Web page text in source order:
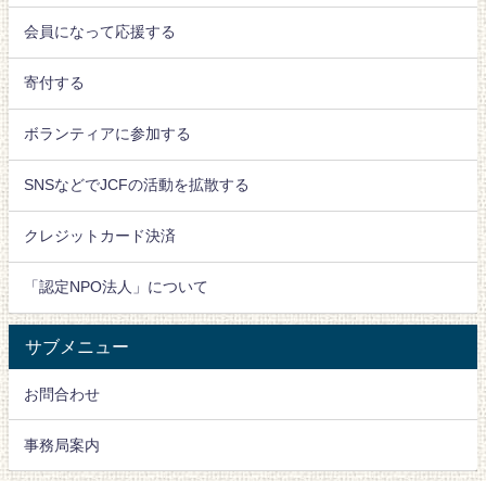
会員になって応援する
寄付する
ボランティアに参加する
SNSなどでJCFの活動を拡散する
クレジットカード決済
「認定NPO法人」について
サブメニュー
お問合わせ
事務局案内